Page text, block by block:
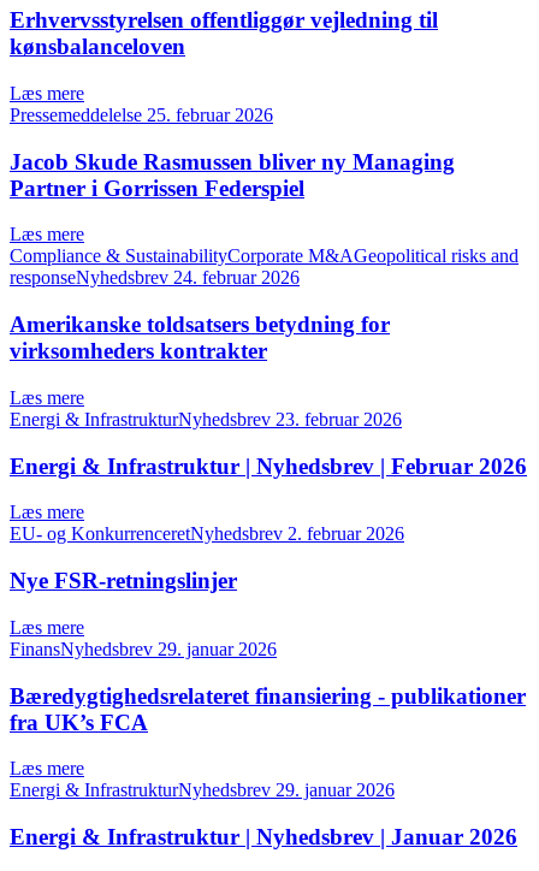
Erhvervsstyrelsen offentliggør vejledning til
kønsbalanceloven
Læs mere
Pressemeddelelse 25. februar 2026
Jacob Skude Rasmussen bliver ny Managing
Partner i Gorrissen Federspiel
Læs mere
Compliance & SustainabilityCorporate M&AGeopolitical risks and
responseNyhedsbrev 24. februar 2026
Amerikanske toldsatsers betydning for
virksomheders kontrakter
Læs mere
Energi & InfrastrukturNyhedsbrev 23. februar 2026
Energi & Infrastruktur | Nyhedsbrev | Februar 2026
Læs mere
EU- og KonkurrenceretNyhedsbrev 2. februar 2026
Nye FSR-retningslinjer
Læs mere
FinansNyhedsbrev 29. januar 2026
Bæredygtighedsrelateret finansiering - publikationer
fra UK’s FCA
Læs mere
Energi & InfrastrukturNyhedsbrev 29. januar 2026
Energi & Infrastruktur | Nyhedsbrev | Januar 2026